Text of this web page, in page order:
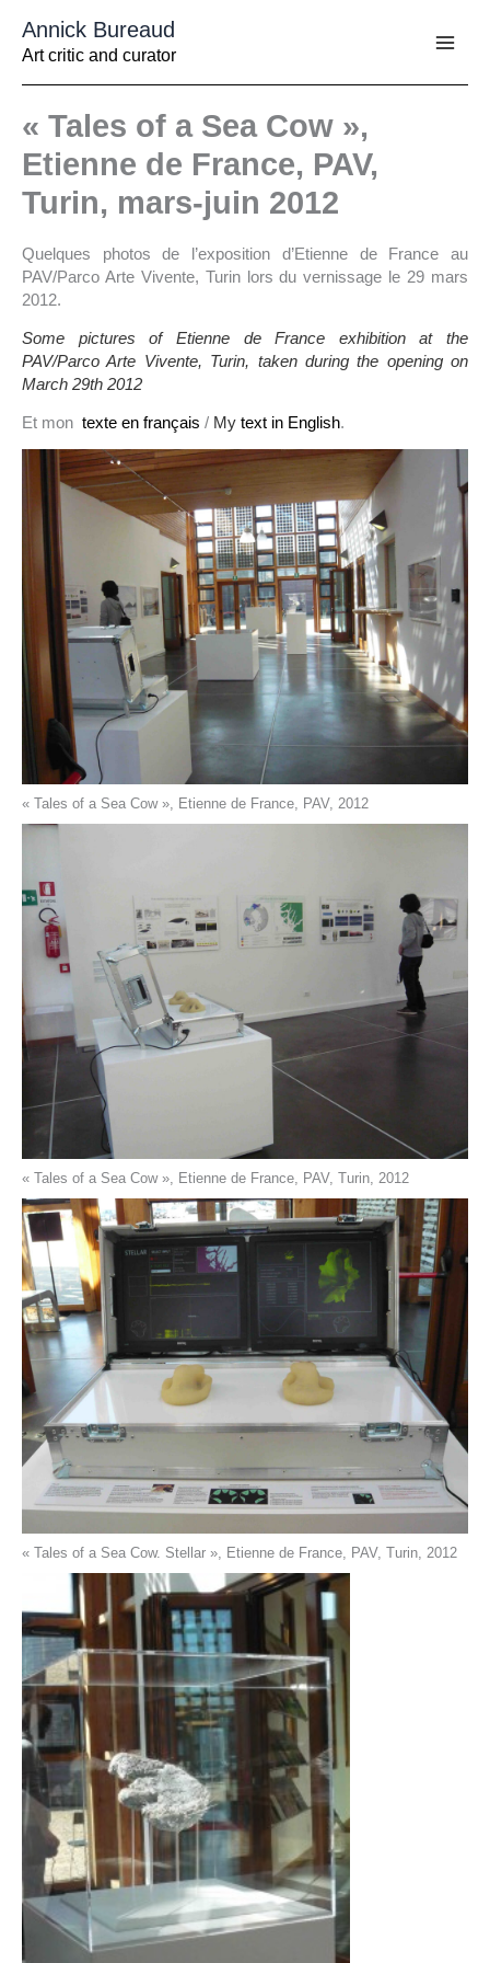
contenu
Annick Bureaud
Art critic and curator
« Tales of a Sea Cow »,
Etienne de France, PAV,
Turin, mars-juin 2012
Quelques photos de l’exposition d’Etienne de France au
PAV/Parco Arte Vivente, Turin lors du vernissage le 29 mars
2012.
Some pictures of Etienne de France exhibition at the
PAV/Parco Arte Vivente, Turin, taken during the opening on
March 29th 2012
Et mon texte en français / My text in English.
« Tales of a Sea Cow », Etienne de France, PAV, 2012
« Tales of a Sea Cow », Etienne de France, PAV, Turin, 2012
« Tales of a Sea Cow. Stellar », Etienne de France, PAV, Turin, 2012